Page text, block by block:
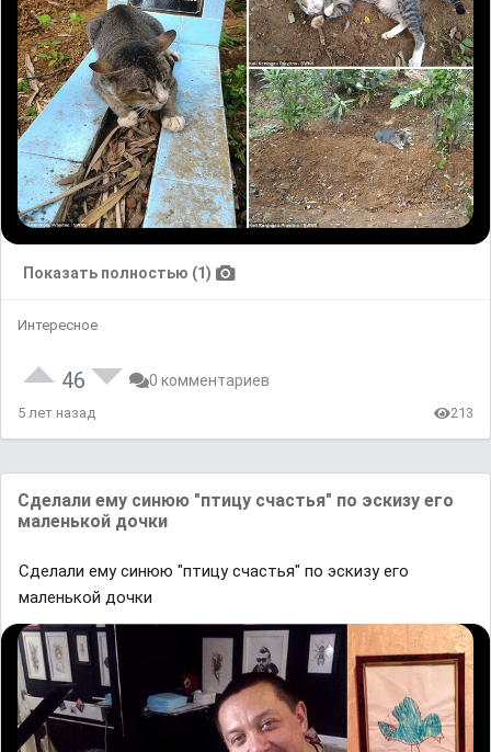
Показать полностью (1)
Интересное
46 0 комментариев
5 лет назад 213
Сделали ему синюю "птицу счастья" по эскизу его
маленькой дочки
Сделали ему синюю "птицу счастья" по эскизу его
маленькой дочки